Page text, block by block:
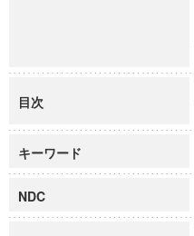
目次
キーワード
NDC